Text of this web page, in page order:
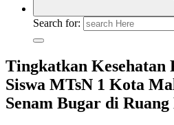
Search for:
Tingkatkan Kesehatan
Siswa MTsN 1 Kota
Senam Bugar di Ruang